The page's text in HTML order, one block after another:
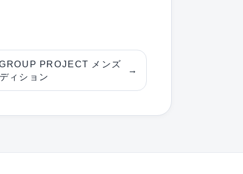
PROJECT メンズ
ィション
→